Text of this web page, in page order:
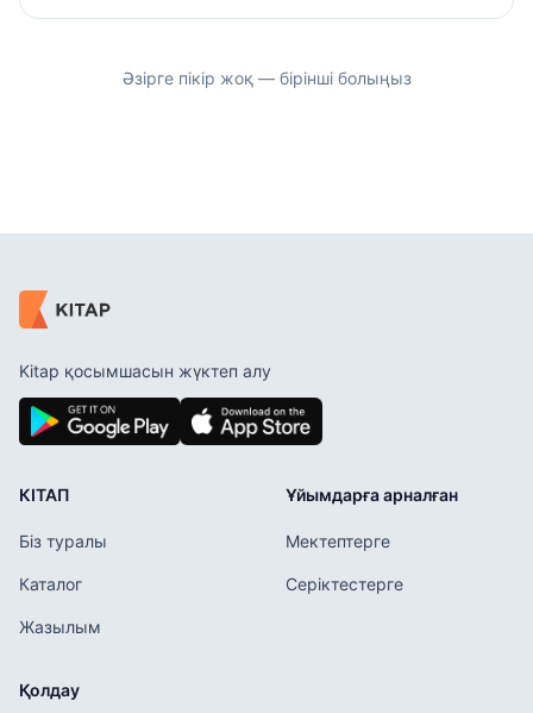
Әзірге пікір жоқ — бірінші болыңыз
Kitap қосымшасын жүктеп алу
КІТАП
Біз туралы
Каталог
Жазылым
Ұйымдарға арналған
Мектептерге
Серіктестерге
Қолдау